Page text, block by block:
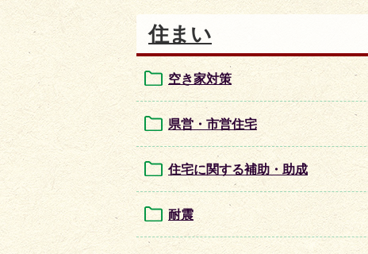
住まい
空き家対策
県営・市営住宅
住宅に関する補助・助成
耐震